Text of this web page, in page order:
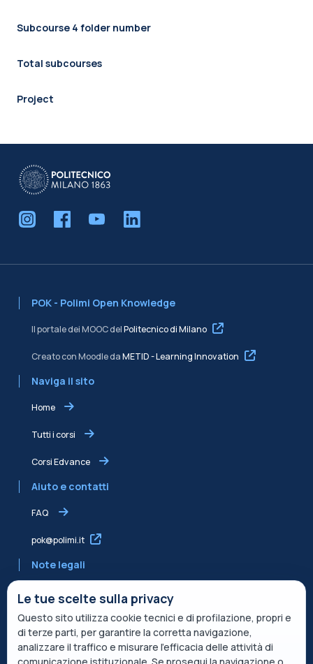
Subcourse 4 folder number
Total subcourses
Project
POK - Polimi Open Knowledge
Il portale dei MOOC delPolitecnico di Milano
Creato con Moodle daMETID - Learning Innovation
Naviga il sito
Home
Tutti i corsi
Corsi Edvance
Aiuto e contatti
FAQ
pok@polimi.it
Note legali
Informativa condivisa Edvance per il trattamento dei dati
Termini di servizio
Le tue scelte sulla privacy
Questo sito utilizza cookie tecnici e di profilazione, propri e
di terze parti, per garantire la corretta navigazione,
analizzare il traffico e misurare l’efficacia delle attività di